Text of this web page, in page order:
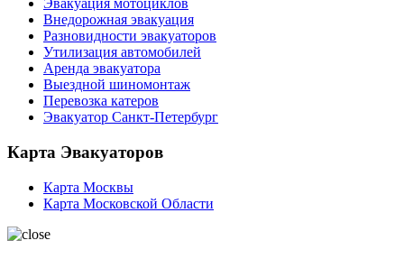
Эвакуация мотоциклов
Внедорожная эвакуация
Разновидности эвакуаторов
Утилизация автомобилей
Аренда эвакуатора
Выездной шиномонтаж
Перевозка катеров
Эвакуатор Санкт-Петербург
Карта Эвакуаторов
Карта Москвы
Карта Московской Области